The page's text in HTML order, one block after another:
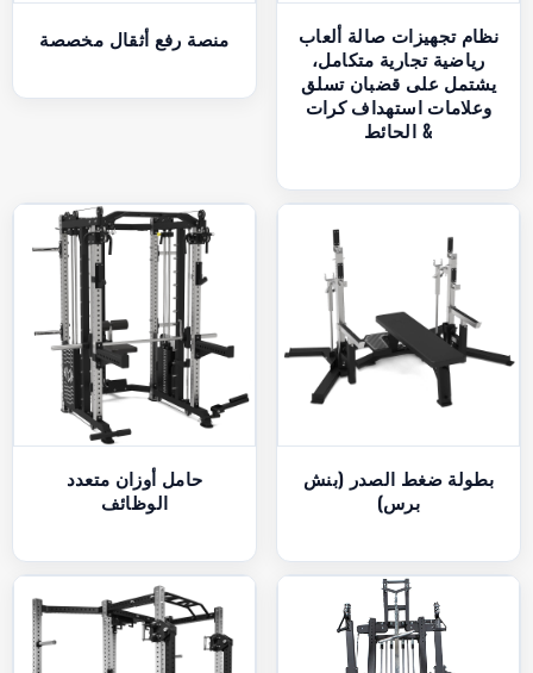
منصة رفع أثقال مخصصة
نظام تجهيزات صالة ألعاب
رياضية تجارية متكامل،
يشتمل على قضبان تسلق
وعلامات استهداف كرات
الحائط &
حامل أوزان متعدد
الوظائف
بطولة ضغط الصدر (بنش
برس)